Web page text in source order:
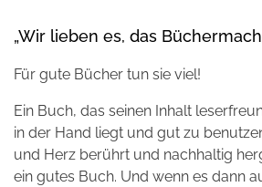
„Wir lieben es, das
Für gute Bücher tun sie viel!
Ein Buch, das seinen Inhalt
in der Hand liegt und gut zu
und Herz berührt und nachhaltig
ein gutes Buch. Und wenn es dann